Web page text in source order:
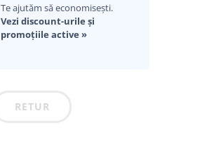
Te ajutăm să economisești.
Vezi discount-urile și
promoțiile active »
RETUR